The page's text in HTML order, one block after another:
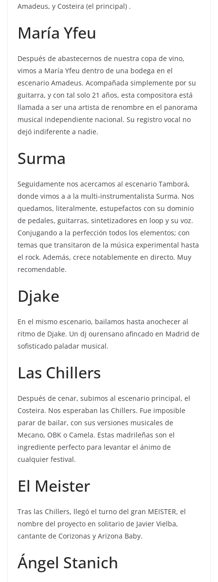
Amadeus, y Costeira (el principal) .
María Yfeu
Después de abastecernos de nuestra copa de vino,
vimos a María Yfeu dentro de una bodega en el
escenario Amadeus. Acompañada simplemente por su
guitarra, y con tal solo 21 años, esta compositora está
llamada a ser una artista de renombre en el panorama
musical independiente nacional. Su registro vocal no
dejó indiferente a nadie.
Surma
Seguidamente nos acercamos al escenario Tamborá,
donde vimos a a la multi-instrumentalista Surma. Nos
quedamos, literalmente, estupefactos con su dominio
de pedales, guitarras, sintetizadores en loop y su voz.
Conjugando a la perfección todos los elementos; con
temas que transitaron de la música experimental hasta
el rock. Además, crece notablemente en directo. Muy
recomendable.
Djake
En el mismo escenario, bailamos hasta anochecer al
ritmo de Djake. Un dj ourensano afincado en Madrid de
sofisticado paladar musical.
Las Chillers
Después de cenar, subimos al escenario principal, el
Costeira. Nos esperaban las Chillers. Fue imposible
parar de bailar, con sus versiones musicales de
Mecano, OBK o Camela. Estas madrileñas son el
ingrediente perfecto para levantar el ánimo de
cualquier festival.
El Meister
Tras las Chillers, llegó el turno del gran MEISTER, el
nombre del proyecto en solitario de Javier Vielba,
cantante de Corizonas y Arizona Baby.
Ángel Stanich